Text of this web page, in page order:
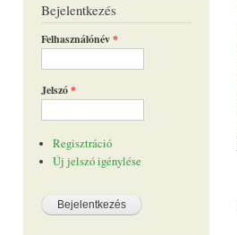
Bejelentkezés
Felhasználónév*
Jelszó*
Regisztráció
Új jelszó igénylése